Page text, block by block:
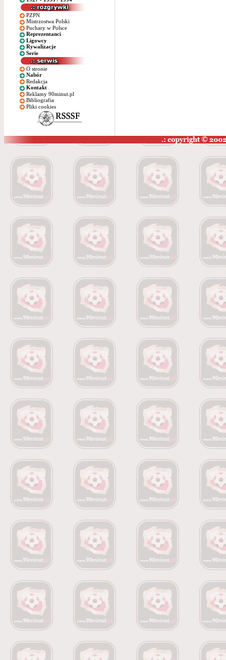
PZPN
Mistrzostwa Polski
Puchary w Polsce
Reprezentanci
Ligowcy
Rywalizacje
Serie
O stronie
Nabór
Redakcja
Kontakt
Reklamy 90minut.pl
Bibliografia
Pliki cookies